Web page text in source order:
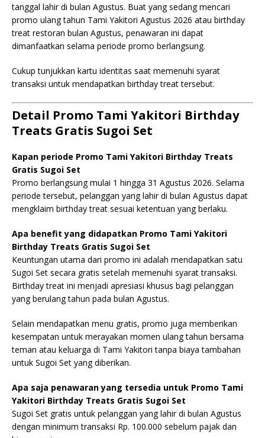
tanggal lahir di bulan Agustus. Buat yang sedang mencari
promo ulang tahun Tami Yakitori Agustus 2026 atau birthday
treat restoran bulan Agustus, penawaran ini dapat
dimanfaatkan selama periode promo berlangsung.
Cukup tunjukkan kartu identitas saat memenuhi syarat
transaksi untuk mendapatkan birthday treat tersebut.
Detail Promo Tami Yakitori Birthday
Treats Gratis Sugoi Set
Kapan periode Promo Tami Yakitori Birthday Treats
Gratis Sugoi Set
Promo berlangsung mulai 1 hingga 31 Agustus 2026. Selama
periode tersebut, pelanggan yang lahir di bulan Agustus dapat
mengklaim birthday treat sesuai ketentuan yang berlaku.
Apa benefit yang didapatkan Promo Tami Yakitori
Birthday Treats Gratis Sugoi Set
Keuntungan utama dari promo ini adalah mendapatkan satu
Sugoi Set secara gratis setelah memenuhi syarat transaksi.
Birthday treat ini menjadi apresiasi khusus bagi pelanggan
yang berulang tahun pada bulan Agustus.
Selain mendapatkan menu gratis, promo juga memberikan
kesempatan untuk merayakan momen ulang tahun bersama
teman atau keluarga di Tami Yakitori tanpa biaya tambahan
untuk Sugoi Set yang diberikan.
Apa saja penawaran yang tersedia untuk Promo Tami
Yakitori Birthday Treats Gratis Sugoi Set
Sugoi Set gratis untuk pelanggan yang lahir di bulan Agustus
dengan minimum transaksi Rp. 100.000 sebelum pajak dan